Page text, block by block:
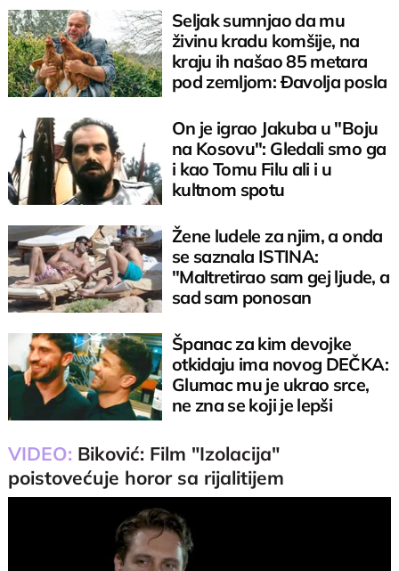
Seljak sumnjao da mu
živinu kradu komšije, na
kraju ih našao 85 metara
pod zemljom: Đavolja posla
On je igrao Jakuba u "Boju
na Kosovu": Gledali smo ga
i kao Tomu Filu ali i u
kultnom spotu
Žene ludele za njim, a onda
se saznala ISTINA:
"Maltretirao sam gej ljude, a
sad sam ponosan
Španac za kim devojke
otkidaju ima novog DEČKA:
Glumac mu je ukrao srce,
ne zna se koji je lepši
VIDEO: Biković: Film "Izolacija"
poistovećuje horor sa rijalitijem